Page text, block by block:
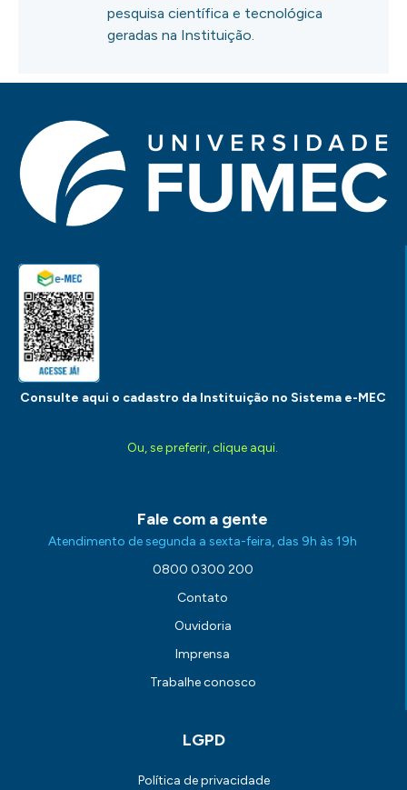
pesquisa científica e tecnológica
geradas na Instituição.
Consulte aqui o cadastro da Instituição no Sistema e-MEC
Ou, se preferir, clique aqui.
Fale com a gente
Atendimento de segunda a sexta-feira, das 9h às 19h
0800 0300 200
Contato
Ouvidoria
Imprensa
Trabalhe conosco
LGPD
Política de privacidade